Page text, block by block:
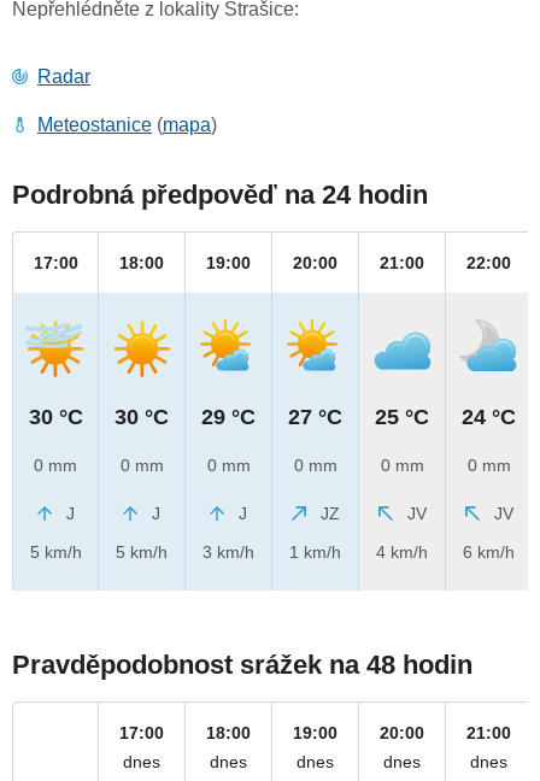
Nepřehlédněte z lokality Strašice:
Radar
Meteostanice (mapa)
Podrobná předpověď na 24 hodin
17:00
30 °C
0 mm
J
5 km/h
18:00
30 °C
0 mm
J
5 km/h
19:00
29 °C
0 mm
J
3 km/h
20:00
27 °C
0 mm
JZ
1 km/h
21:00
25 °C
0 mm
JV
4 km/h
22:00
24 °C
0 mm
JV
6 km/h
Pravděpodobnost srážek na 48 hodin
17:00
dnes
18:00
dnes
19:00
dnes
20:00
dnes
21:00
dnes